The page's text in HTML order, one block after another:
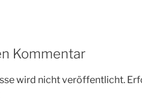
Kommentar
wird nicht veröffentlicht.